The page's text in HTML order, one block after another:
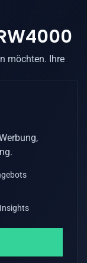
möchten. Ihre